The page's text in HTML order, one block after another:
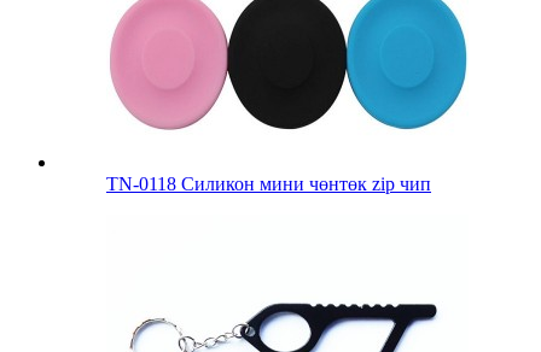
TN-0118 Силикон мини чөнтөк zip чип